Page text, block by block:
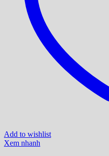
Add to wishlist
Xem nhanh